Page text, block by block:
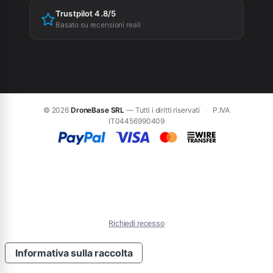
Trustpilot 4.8/5
Basato su recensioni reali
© 2026 DroneBase SRL — Tutti i diritti riservati ·
P.IVA
IT04456990409
Richiedi recesso
Informativa sulla raccolta